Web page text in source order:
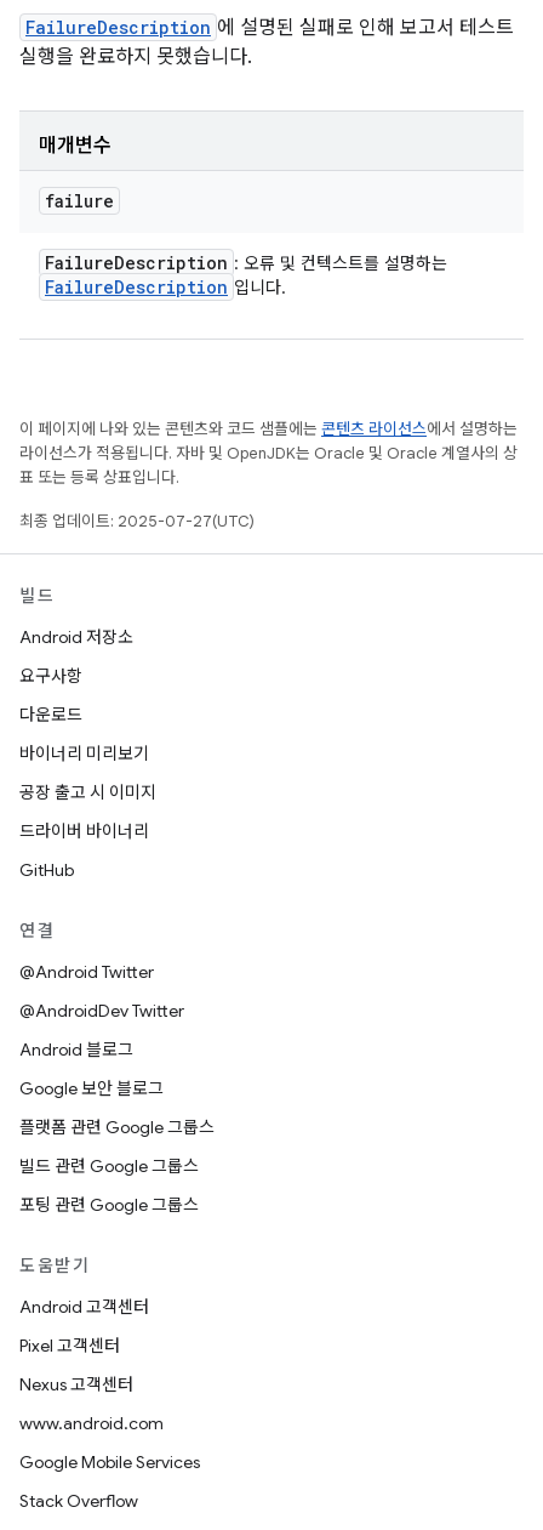
FailureDescription 에 설명된 실패로 인해 보고서 테스트
실행을 완료하지 못했습니다.
매개변수
failure
FailureDescription : 오류 및 컨텍스트를 설명하는
FailureDescription 입니다.
이 페이지에 나와 있는 콘텐츠와 코드 샘플에는 콘텐츠 라이선스에서 설명하는
라이선스가 적용됩니다. 자바 및 OpenJDK는 Oracle 및 Oracle 계열사의 상
표 또는 등록 상표입니다.
최종 업데이트: 2025-07-27(UTC)
빌드
Android 저장소
요구사항
다운로드
바이너리 미리보기
공장 출고 시 이미지
드라이버 바이너리
GitHub
연결
@Android Twitter
@AndroidDev Twitter
Android 블로그
Google 보안 블로그
플랫폼 관련 Google 그룹스
빌드 관련 Google 그룹스
포팅 관련 Google 그룹스
도움받기
Android 고객센터
Pixel 고객센터
Nexus 고객센터
www.android.com
Google Mobile Services
Stack Overflow